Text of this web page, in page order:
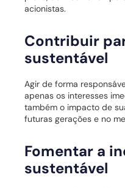
acionistas.
Contribuir
sustentável
Agir de forma
apenas os interesses
também o impacto de
futuras gerações e no
Fomentar a
sustentável